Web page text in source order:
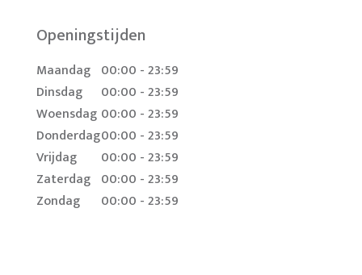
Openingstijden
Maandag 00:00 - 23:59
Dinsdag
00:00 - 23:59
Woensdag 00:00 - 23:59
Donderdag00:00 - 23:59
Vrijdag
00:00 - 23:59
Zaterdag 00:00 - 23:59
Zondag
00:00 - 23:59